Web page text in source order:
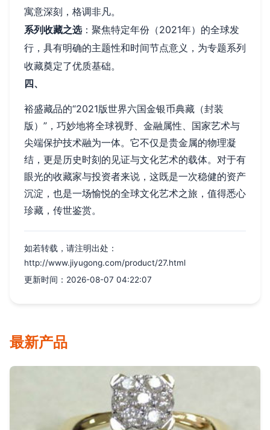
寓意深刻，格调非凡。
系列收藏之选：聚焦特定年份（2021年）的全球发
行，具有明确的主题性和时间节点意义，为专题系列
收藏奠定了优质基础。
四、
裕盛藏品的“2021版世界六国金银币典藏（封装
版）”，巧妙地将全球视野、金融属性、国家艺术与
尖端保护技术融为一体。它不仅是贵金属的物理凝
结，更是历史时刻的见证与文化艺术的载体。对于有
眼光的收藏家与投资者来说，这既是一次稳健的资产
沉淀，也是一场愉悦的全球文化艺术之旅，值得悉心
珍藏，传世鉴赏。
如若转载，请注明出处：
http://www.jiyugong.com/product/27.html
更新时间：2026-08-07 04:22:07
最新产品